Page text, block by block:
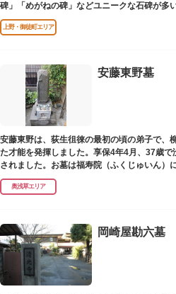
碑」「めがねの碑」などユニークな石碑が多
上野・御徒町エリア
安藤東野墓
安藤東野は、荻生徂徠の最初の頃の弟子で、
た才能を発揮しました。享保4年4月、37歳
されました。お墓は福寿院（ふくじゅいん）
奥浅草エリア
岡崎屋勘六墓